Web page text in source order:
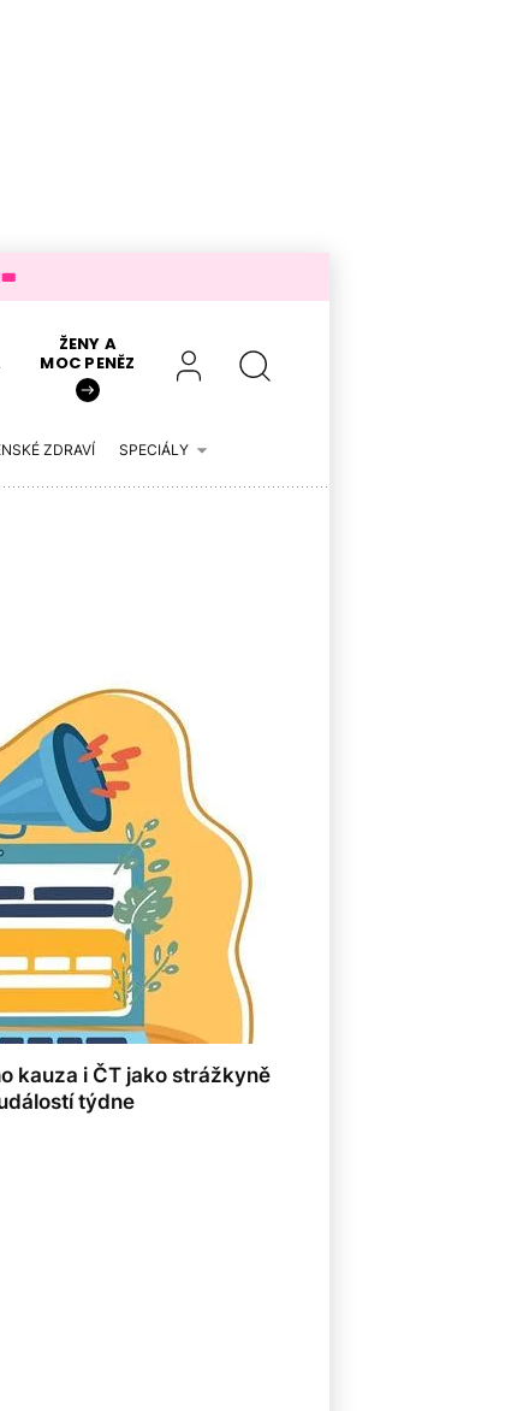
ŽENY A
MOC PENĚZ
ZDRAVÍ SPECIÁLY
kauza i ČT jako strážkyně
týdne